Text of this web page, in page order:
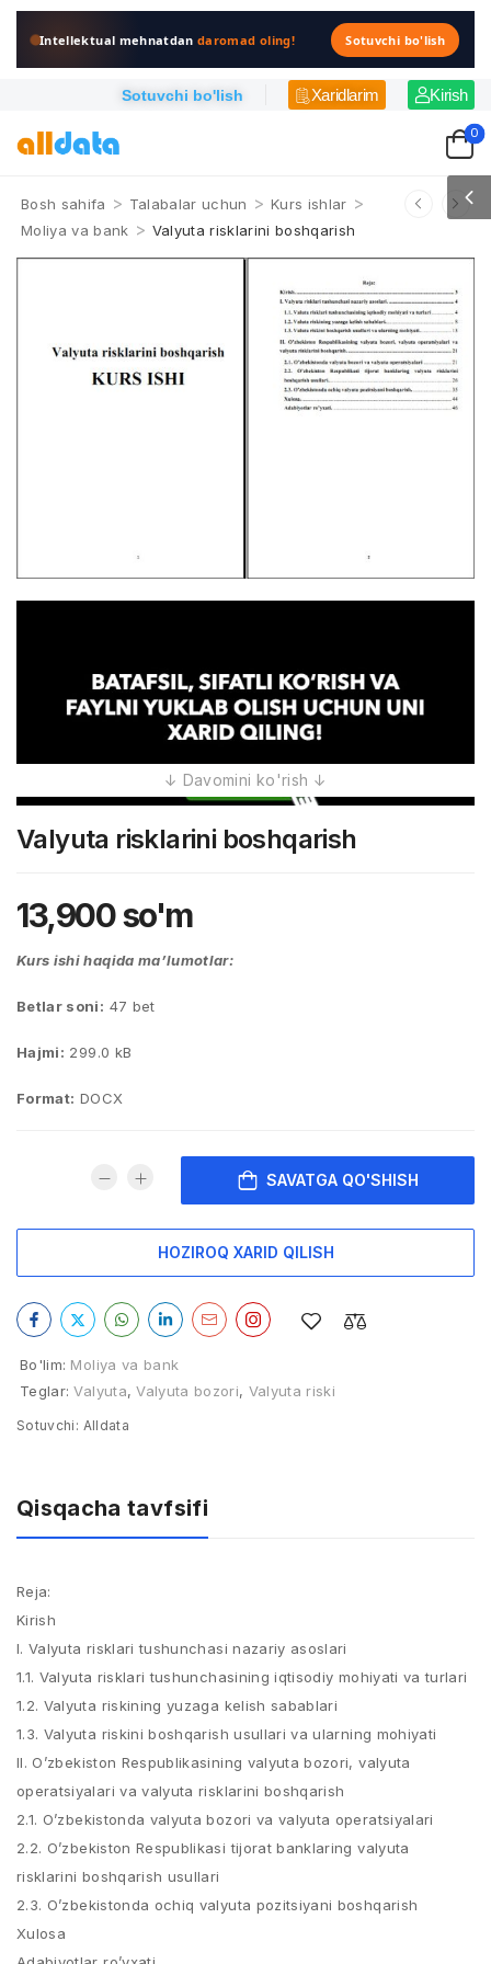
Intellektual mehnatdandaromad oling! Sotuvchi bo'lish
Sotuvchi bo'lish Xaridlarim Kirish
0
Bosh sahifa > Talabalar uchun > Kurs ishlar >
Moliya va bank > Valyuta risklarini boshqarish
Valyuta risklarini boshqarish
13,900so'm
Kurs ishi haqida ma’lumotlar:
Betlar soni: 47 bet
Hajmi: 299.0 kB
Format: DOCX
SAVATGA QO'SHISH
HOZIROQ XARID QILISH
Bo'lim: Moliya va bank
Teglar: Valyuta, Valyuta bozori, Valyuta riski
Sotuvchi: Alldata
Qisqacha tavfsifi
Reja:
Kirish
I. Valyuta risklari tushunchasi nazariy asoslari
1.1. Valyuta risklari tushunchasining iqtisodiy mohiyati va turlari
1.2. Valyuta riskining yuzaga kelish sabablari
1.3. Valyuta riskini boshqarish usullari va ularning mohiyati
II. O’zbekiston Respublikasining valyuta bozori, valyuta
operatsiyalari va valyuta risklarini boshqarish
2.1. O’zbekistonda valyuta bozori va valyuta operatsiyalari
2.2. O’zbekiston Respublikasi tijorat banklaring valyuta
risklarini boshqarish usullari
2.3. O’zbekistonda ochiq valyuta pozitsiyani boshqarish
Xulosa